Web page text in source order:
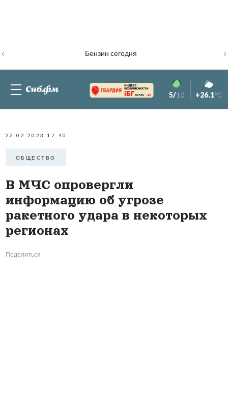
Бензин сегодня
‹ ›
82.76% -1.2 5/10 +26.1°C
22.02.2023 17:40
ОБЩЕСТВО
В МЧС опровергли
информацию об угрозе
ракетного удара в некоторых
регионах
Поделиться